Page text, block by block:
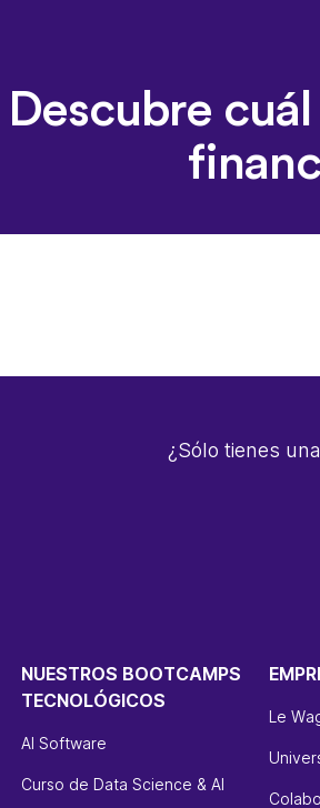
Descubre
¿Sólo tienes
NUESTROS BOOTCAMPS
TECNOLÓGICOS
AI Software
Curso de Data Science & AI
Le